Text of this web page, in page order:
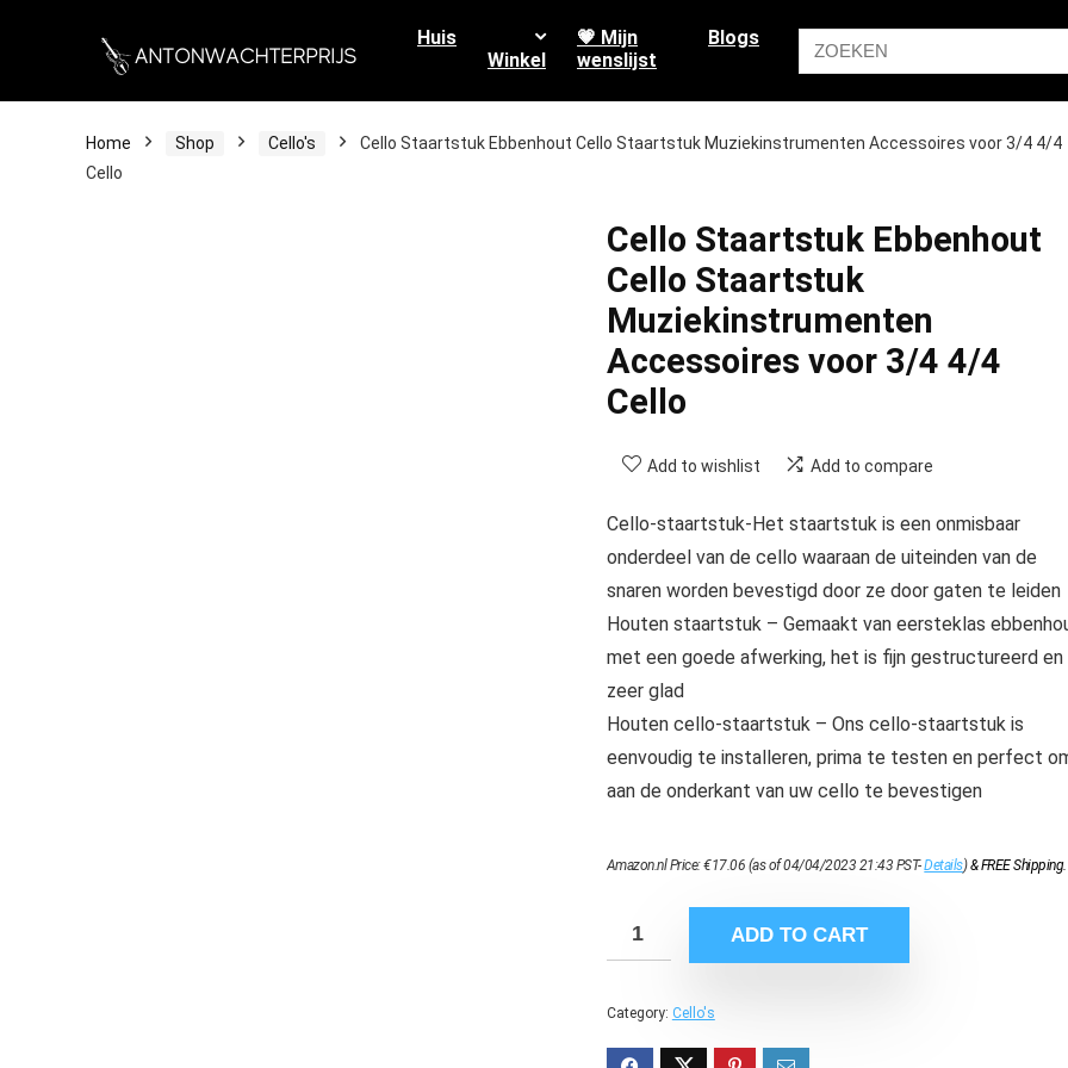
Huis
Winkel
💗 Mijn
wenslijst
Blogs
Home Shop Cello's
Cello Staartstuk Ebbenhout Cello Staartstuk Muziekinstrumenten Accessoires voor 3/4 4/4
Cello
Cello Staartstuk Ebbenhout
Cello Staartstuk
Muziekinstrumenten
Accessoires voor 3/4 4/4
Cello
Add to wishlist Add to compare
Cello-staartstuk-Het staartstuk is een onmisbaar
onderdeel van de cello waaraan de uiteinden van de
snaren worden bevestigd door ze door gaten te leiden
Houten staartstuk – Gemaakt van eersteklas
met een goede afwerking, het is fijn gestructureerd en
zeer glad
Houten cello-staartstuk – Ons cello-staartstuk is
eenvoudig te installeren, prima te testen en perfect
aan de onderkant van uw cello te bevestigen
Amazon.nl Price:€17.06 (as of 04/04/2023 21:43 PST-Details)&FREE Shipping.
ADD TO CART
Category: Cello's